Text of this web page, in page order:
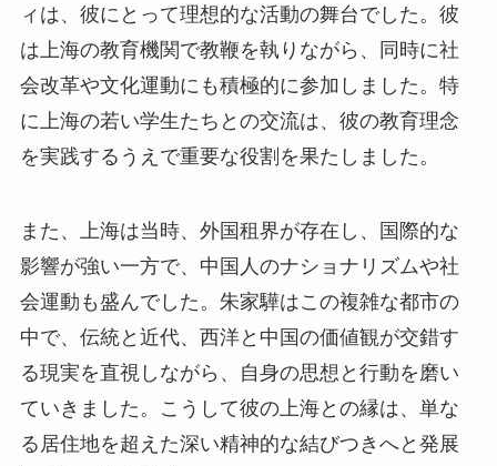
ィは、彼にとって理想的な活動の舞台でした。彼
は上海の教育機関で教鞭を執りながら、同時に社
会改革や文化運動にも積極的に参加しました。特
に上海の若い学生たちとの交流は、彼の教育理念
を実践するうえで重要な役割を果たしました。
また、上海は当時、外国租界が存在し、国際的な
影響が強い一方で、中国人のナショナリズムや社
会運動も盛んでした。朱家驊はこの複雑な都市の
中で、伝統と近代、西洋と中国の価値観が交錯す
る現実を直視しながら、自身の思想と行動を磨い
ていきました。こうして彼の上海との縁は、単な
る居住地を超えた深い精神的な結びつきへと発展